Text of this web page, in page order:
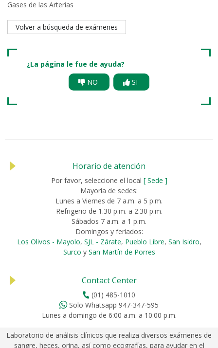
Gases de las Arterias
Volver a búsqueda de exámenes
¿La página le fue de ayuda?
NO
SI
Horario de atención
Por favor, seleccione el local [ Sede ]
Mayoría de sedes:
Lunes a Viernes de 7 a.m. a 5 p.m.
Refrigerio de 1.30 p.m. a 2.30 p.m.
Sábados 7 a.m. a 1 p.m.
Domingos y feriados:
Los Olivos - Mayolo, SJL - Zárate, Pueblo Libre, San Isidro,
Surco y San Martín de Porres
Contact Center
(01) 485-1010
Solo Whatsapp 947-347-595
Lunes a domingo de 6:00 a.m. a 10:00 p.m.
Laboratorio de análisis clínicos que realiza diversos exámenes de
sangre, heces, orina, así como ecografías, para ayudar en el